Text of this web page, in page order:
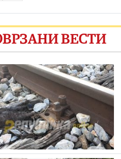
ВЕСТИ